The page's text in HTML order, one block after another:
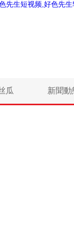
先生短视频,好色先
瓜 新聞動